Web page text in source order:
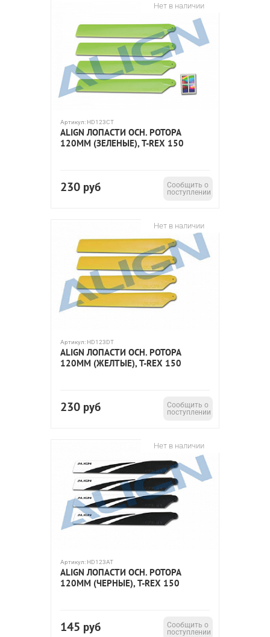
Нет в наличии
Артикул: HD123CT
ALIGN ЛОПАСТИ ОСН. РОТОРА
120ММ (ЗЕЛЕНЫЕ), T-REX 150
230 руб
Сообщить о
поступлении
Нет в наличии
Артикул: HD123DT
ALIGN ЛОПАСТИ ОСН. РОТОРА
120ММ (ЖЕЛТЫЕ), T-REX 150
230 руб
Сообщить о
поступлении
Нет в наличии
Артикул: HD123AT
ALIGN ЛОПАСТИ ОСН. РОТОРА
120ММ (ЧЕРНЫЕ), T-REX 150
145 руб
Сообщить о
поступлении